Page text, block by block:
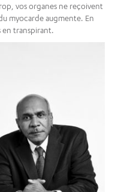
vos organes ne reçoivent
myocarde augmente. En
en transpirant.